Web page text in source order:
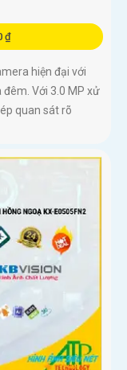
₫
hiện đại với
Với 3.0 MP xử
quan sát rõ